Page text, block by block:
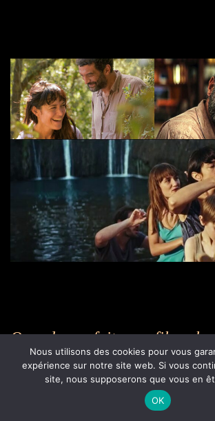
Quand on fait un film, la
permet déjà de se mettre en
savoir où l’on va et
pouvoir y arriver. Mais à
Nous utilisons des cookies pour vous
expérience sur notre site web. Si vous
site, nous supposerons que vous en
OK